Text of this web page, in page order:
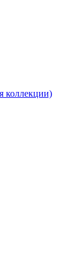
коллекции)